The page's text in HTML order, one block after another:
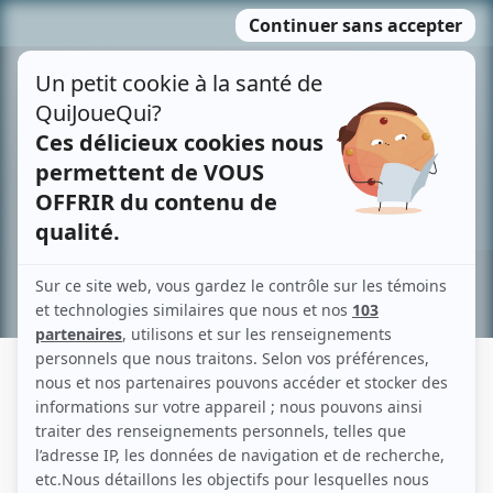
MENU
contenu
Recherche avancée »
STEVE WENER
Liens
Fiche de Steve Wener sur Showbizz.net